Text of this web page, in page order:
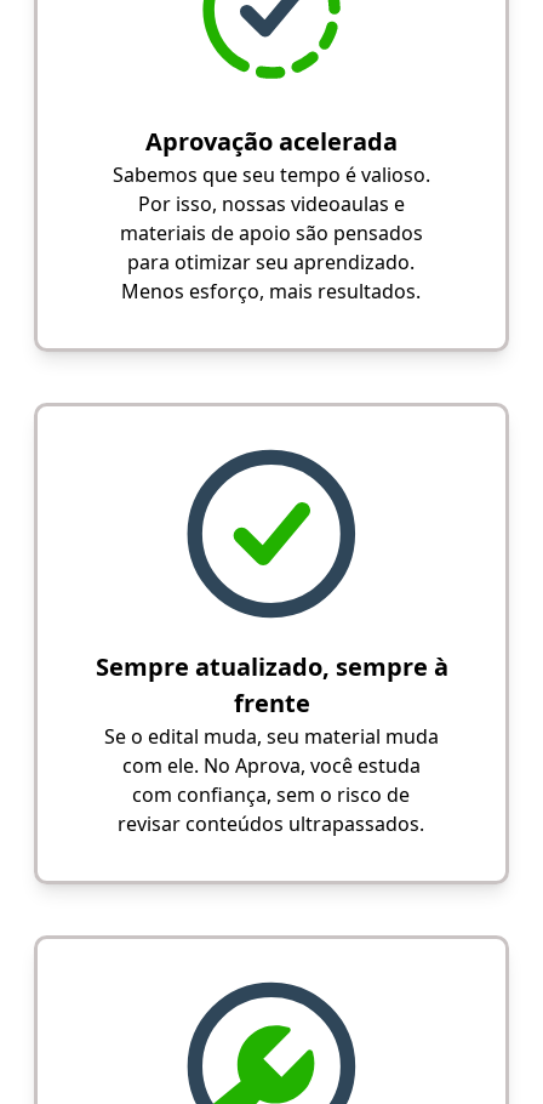
Aprovação acelerada
Sabemos que seu tempo é valioso.
Por isso, nossas videoaulas e
materiais de apoio são pensados
para otimizar seu aprendizado.
Menos esforço, mais resultados.
Sempre atualizado, sempre à
frente
Se o edital muda, seu material muda
com ele. No Aprova, você estuda
com confiança, sem o risco de
revisar conteúdos ultrapassados.